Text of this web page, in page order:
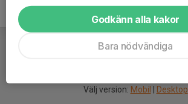
Välj version: Mobil Desktop
Godkänn alla kakor
Bara nödvändiga